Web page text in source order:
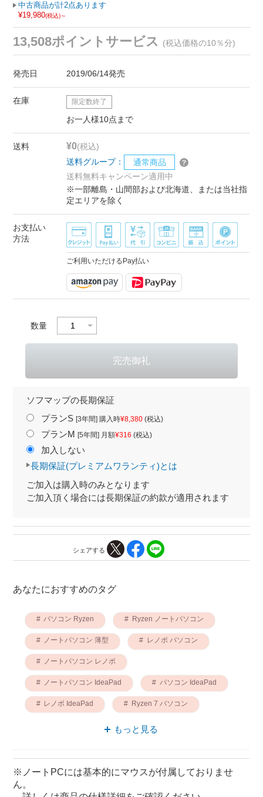
中古商品が計2点あります
¥19,980(税込)～
13,508ポイントサービス (税込価格の10％分)
発売日 2019/06/14発売
在庫 限定数終了
お一人様10点まで
送料 ¥0(税込)
送料グループ：
通常商品
送料無料キャンペーン適用中
※一部離島・山間部および北海道、または当社指
定エリアを除く
お支払い
方法
ご利用いただけるPay払い
数量
ソフマップの長期保証
プランS [3年間] 購入時¥8,380(税込)
プランM [5年間] 月額¥316 (税込)
加入しない
長期保証(プレミアムワランティ)とは
ご加入は購入時のみとなります
ご加入頂く場合には長期保証の約款が適用されます
シェアする
あなたにおすすめのタグ
パソコン Ryzen Ryzen ノートパソコン
ノートパソコン 薄型 レノボ パソコン
ノートパソコン レノボ
ノートパソコン IdeaPad パソコン IdeaPad
レノボ IdeaPad Ryzen 7 パソコン
もっと見る
※ノートPCには基本的にマウスが付属しておりませ
ん。